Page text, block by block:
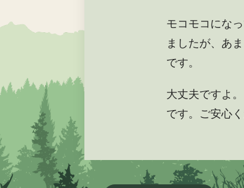
モコモコにな
ましたが、あ
です。
大丈夫ですよ
です。ご安心く